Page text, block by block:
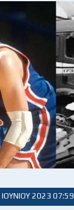
ΙΟΥΝΊΟΥ 2023 07:59